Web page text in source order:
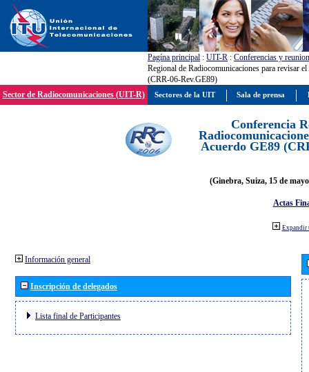
Pagína principal : UIT-R : Conferencias y
Regional de Radiocomunicaciones para revisar
(CRR-06-Rev.GE89)
Sector de Radiocomunicaciones (UIT-R)
Conferencia
Acuerdo GE89
(Ginebra, Suiza, 15 de
Actas
Expandir
Información general
Inscripción de delegados
Lista final de Participantes
Sectores de la UIT Sala de prensa